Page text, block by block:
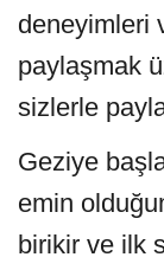
deneyimleri
paylaşmak
sizlerle
Geziye
emin
birikir ve ilk